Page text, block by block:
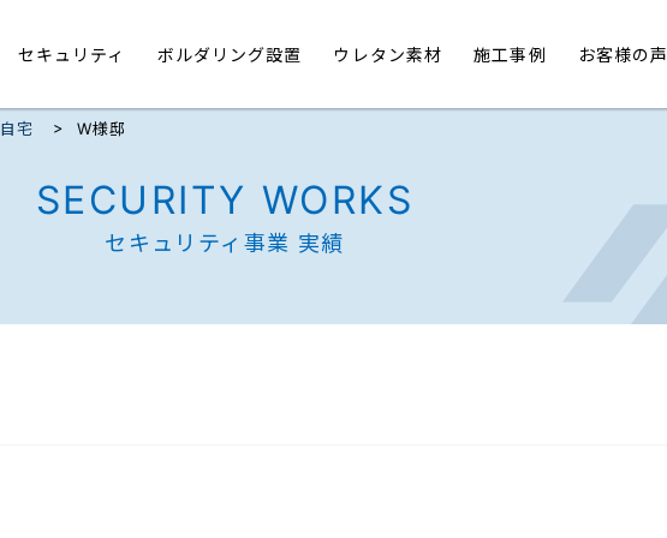
セキュリティ ボルダリング設置 ウレタン素材 施工事例 お客様の声
自宅 > W様邸
SECURITY WORKS
セキュリティ事業 実績